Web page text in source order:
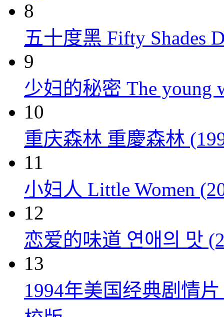
8
五十度黑 Fifty Shades
9
少妇的秘密 The young
10
重庆森林 重慶森林
11
小妇人 Little Women
12
恋爱的味道 연애의 맛
13
1994年美国经典剧情